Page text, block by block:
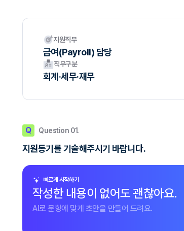
지원직무
급여(Payroll) 담당
직무구분
회계·세무·재무
Q Question 01.
지원동기를 기술해주시기 바랍니다.
빠르게 시작하기
작성한 내용이 없어도 괜찮아요.
AI로 문항에 맞게 초안을 만들어 드려요.